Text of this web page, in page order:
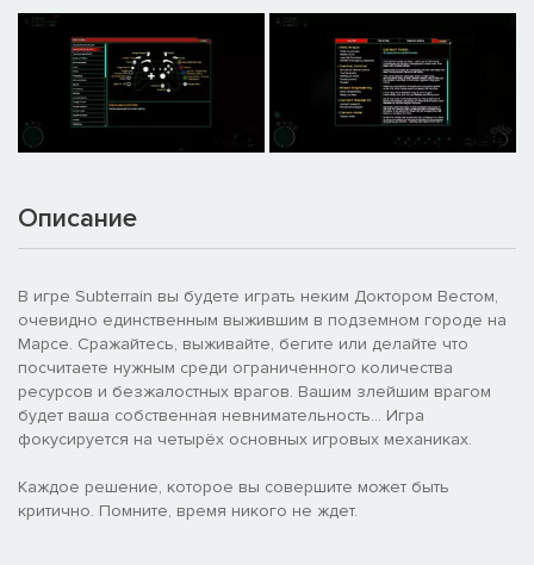
Описание
В игре Subterrain вы будете играть неким Доктором Вестом,
очевидно единственным выжившим в подземном городе на
Марсе. Сражайтесь, выживайте, бегите или делайте что
посчитаете нужным среди ограниченного количества
ресурсов и безжалостных врагов. Вашим злейшим врагом
будет ваша собственная невнимательность... Игра
фокусируется на четырёх основных игровых механиках.
Каждое решение, которое вы совершите может быть
критично. Помните, время никого не ждет.